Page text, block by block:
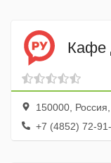
Кафе
150000, Россия,
+7 (4852) 72-91-